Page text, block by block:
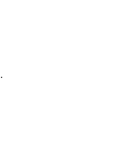
.